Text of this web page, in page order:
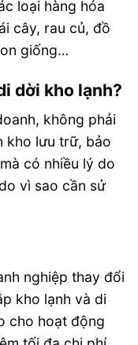
loại hàng hóa
cây, rau củ, đồ
giống…
dời kho lạnh?
không phải
kho lưu trữ, bảo
có nhiều lý do
vì sao cần sử
nghiệp thay đổi
kho lạnh và di
cho hoạt động